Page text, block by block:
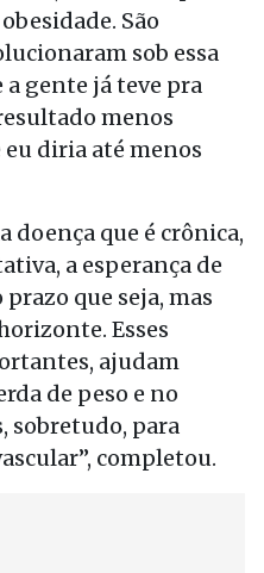
São
sob essa
gente já teve pra
menos
diria até menos
doença que é crônica,
a esperança de
que seja, mas
Esses
ajudam
de peso e no
sobretudo, para
completou.